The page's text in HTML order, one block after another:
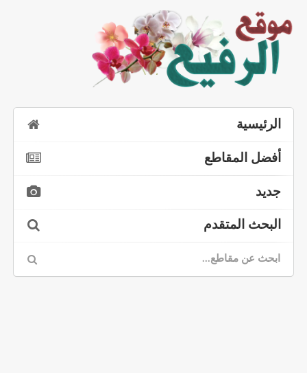
الرئيسية
أفضل المقاطع
جديد
البحث المتقدم